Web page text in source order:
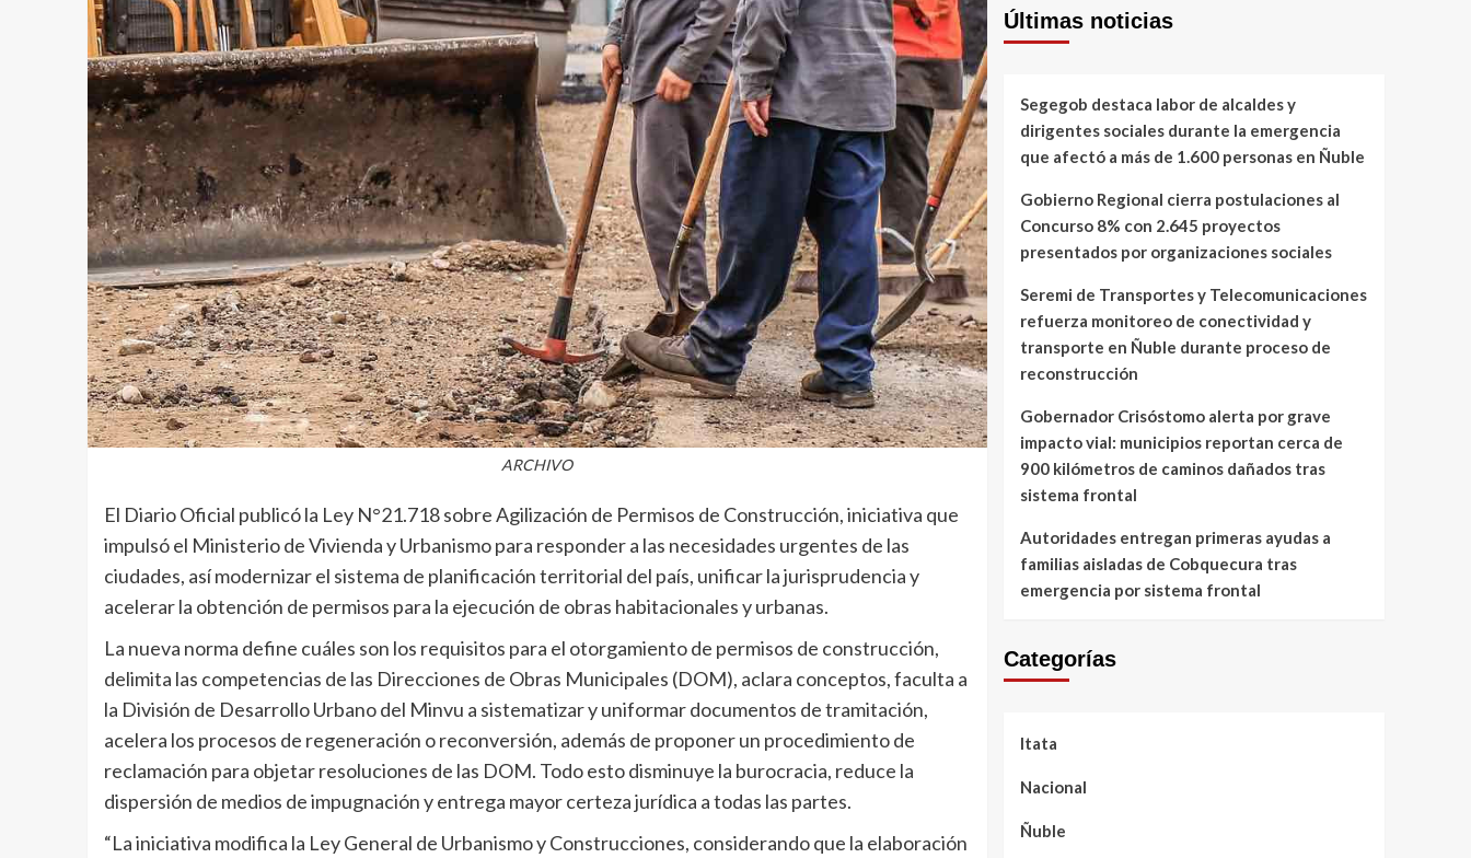
ARCHIVO
El Diario Oficial publicó la Ley N°21.718 sobre Agilización de Permisos de Construcción, iniciativa que
impulsó el Ministerio de Vivienda y Urbanismo para responder a las necesidades urgentes de las
ciudades, así modernizar el sistema de planificación territorial del país, unificar la jurisprudencia y
acelerar la obtención de permisos para la ejecución de obras habitacionales y urbanas.
La nueva norma define cuáles son los requisitos para el otorgamiento de permisos de construcción,
delimita las competencias de las Direcciones de Obras Municipales (DOM), aclara conceptos, faculta a
la División de Desarrollo Urbano del Minvu a sistematizar y uniformar documentos de tramitación,
acelera los procesos de regeneración o reconversión, además de proponer un procedimiento de
reclamación para objetar resoluciones de las DOM. Todo esto disminuye la burocracia, reduce la
dispersión de medios de impugnación y entrega mayor certeza jurídica a todas las partes.
“La iniciativa modifica la Ley General de Urbanismo y Construcciones, considerando que la elaboración
Últimas noticias
Segegob destaca labor de alcaldes y
dirigentes sociales durante la emergencia
que afectó a más de 1.600 personas en Ñuble
Gobierno Regional cierra postulaciones al
Concurso 8% con 2.645 proyectos
presentados por organizaciones sociales
Seremi de Transportes y Telecomunicaciones
refuerza monitoreo de conectividad y
transporte en Ñuble durante proceso de
reconstrucción
Gobernador Crisóstomo alerta por grave
impacto vial: municipios reportan cerca de
900 kilómetros de caminos dañados tras
sistema frontal
Autoridades entregan primeras ayudas a
familias aisladas de Cobquecura tras
emergencia por sistema frontal
Categorías
Itata
Nacional
Ñuble